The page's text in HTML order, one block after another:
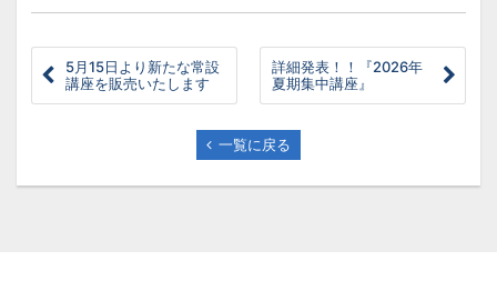
5月15日より新たな常設
講座を販売いたします
詳細発表！！『2026年
夏期集中講座』
一覧に戻る